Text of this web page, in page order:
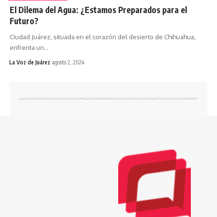
El Dilema del Agua: ¿Estamos Preparados para el
Futuro?
Ciudad Juárez, situada en el corazón del desierto de Chihuahua,
enfrenta un…
La Voz de Juárez agosto 2, 2024